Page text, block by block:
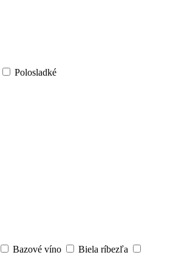
Polosladké
Bazové víno
Biela ríbezľa